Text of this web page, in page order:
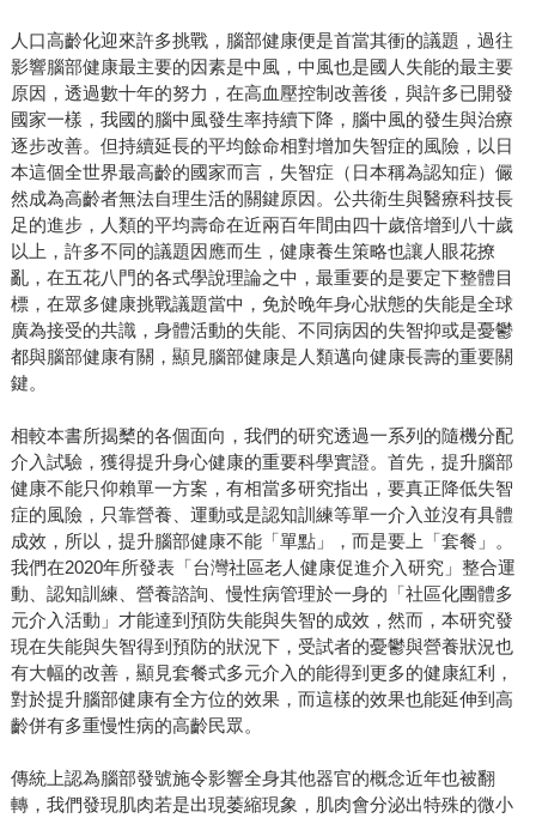
人口高齡化迎來許多挑戰，腦部健康便是首當其衝的議題，過往
影響腦部健康最主要的因素是中風，中風也是國人失能的最主要
原因，透過數十年的努力，在高血壓控制改善後，與許多已開發
國家一樣，我國的腦中風發生率持續下降，腦中風的發生與治療
逐步改善。但持續延長的平均餘命相對增加失智症的風險，以日
本這個全世界最高齡的國家而言，失智症（日本稱為認知症）儼
然成為高齡者無法自理生活的關鍵原因。公共衛生與醫療科技長
足的進步，人類的平均壽命在近兩百年間由四十歲倍增到八十歲
以上，許多不同的議題因應而生，健康養生策略也讓人眼花撩
亂，在五花八門的各式學說理論之中，最重要的是要定下整體目
標，在眾多健康挑戰議題當中，免於晚年身心狀態的失能是全球
廣為接受的共識，身體活動的失能、不同病因的失智抑或是憂鬱
都與腦部健康有關，顯見腦部健康是人類邁向健康長壽的重要關
鍵。
相較本書所揭櫫的各個面向，我們的研究透過一系列的隨機分配
介入試驗，獲得提升身心健康的重要科學實證。首先，提升腦部
健康不能只仰賴單一方案，有相當多研究指出，要真正降低失智
症的風險，只靠營養、運動或是認知訓練等單一介入並沒有具體
成效，所以，提升腦部健康不能「單點」，而是要上「套餐」。
我們在2020年所發表「台灣社區老人健康促進介入研究」整合運
動、認知訓練、營養諮詢、慢性病管理於一身的「社區化團體多
元介入活動」才能達到預防失能與失智的成效，然而，本研究發
現在失能與失智得到預防的狀況下，受試者的憂鬱與營養狀況也
有大幅的改善，顯見套餐式多元介入的能得到更多的健康紅利，
對於提升腦部健康有全方位的效果，而這樣的效果也能延伸到高
齡併有多重慢性病的高齡民眾。
傳統上認為腦部發號施令影響全身其他器官的概念近年也被翻
轉，我們發現肌肉若是出現萎縮現象，肌肉會分泌出特殊的微小